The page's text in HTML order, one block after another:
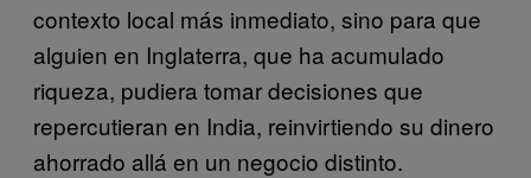
contexto local más inmediato, sino para que
alguien en Inglaterra, que ha acumulado
riqueza, pudiera tomar decisiones que
repercutieran en India, reinvirtiendo su dinero
ahorrado allá en un negocio distinto.